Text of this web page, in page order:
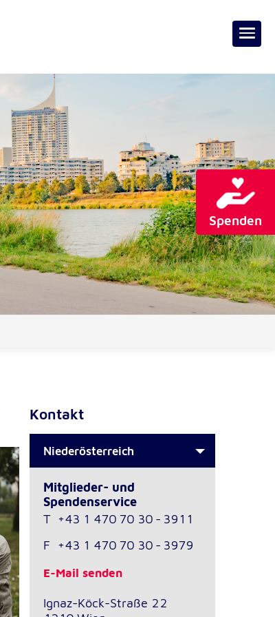
Spenden
Kontakt
Niederösterreich
Mitglieder- und
Spendenservice
T +43 1 470 70 30 - 3911
F
+43 1 470 70 30 - 3979
E-Mail senden
Ignaz-Köck-Straße 22